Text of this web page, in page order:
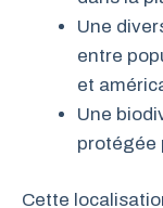
Une
entre
et
Une
protégée
Cette